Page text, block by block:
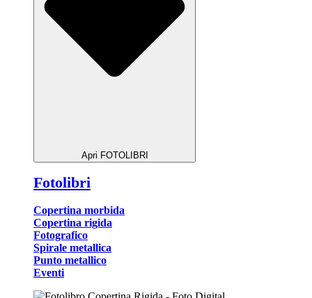
Apri FOTOLIBRI
Fotolibri
Copertina morbida
Copertina rigida
Fotografico
Spirale metallica
Punto metallico
Eventi